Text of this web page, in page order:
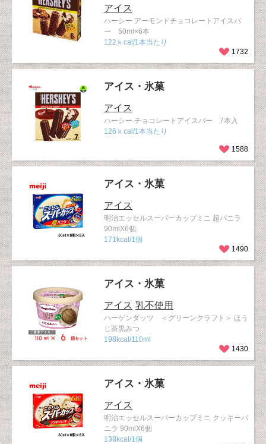
アイス
ハーシー アーモンドチョコレートアイスバ
ー 50ml×6本
122ｋcal/1本当たり
1732
アイス・氷菓
アイス
ハーシー チョコレートアイスバー 7本入
126ｋcal/1本当たり
1588
アイス・氷菓
アイス
明治エッセルスーパーカップミニ 超バニラ
90mlX6個
171kcal/1個
1490
アイス・氷菓
アイス 乳不使用
ハーゲンダッツ ＜グリーンクラフト＞ ほう
じ茶黒みつ
198kcal/110ml
1430
アイス・氷菓
アイス
明治エッセルスーパーカップミニ クッキーバ
ニラ 90mlX6個
138kcal/1個